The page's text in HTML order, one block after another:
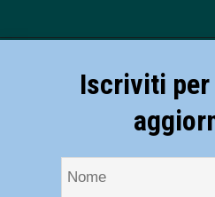
Iscriviti